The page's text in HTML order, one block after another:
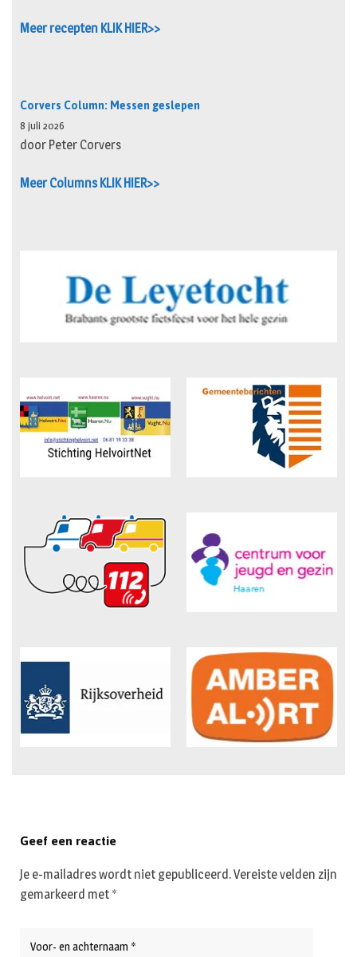
Meer recepten KLIK HIER>>
Corvers Column: Messen geslepen
8 juli 2026
door Peter Corvers
Meer Columns KLIK HIER>>
Geef een reactie
Je e-mailadres wordt niet gepubliceerd.Vereiste velden zijn
gemarkeerd met *